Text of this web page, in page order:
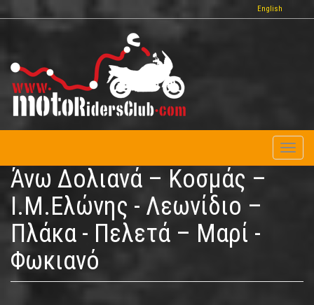
προς
περιεχόμενο
English
Άνω Δολιανά – Κοσμάς –
Ι.Μ.Ελώνης - Λεωνίδιο –
Πλάκα - Πελετά – Μαρί -
Φωκιανό